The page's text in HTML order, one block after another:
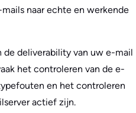
naar echte en werkende
de deliverability van uw e-mail
het controleren van de e-
en het controleren
actief zijn.